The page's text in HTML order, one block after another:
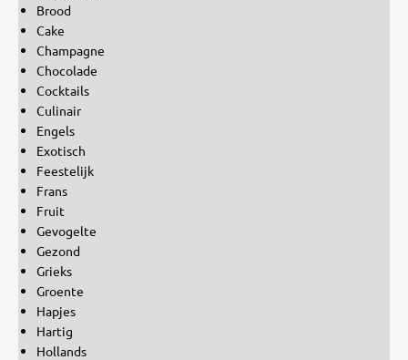
Brood
Cake
Champagne
Chocolade
Cocktails
Culinair
Engels
Exotisch
Feestelijk
Frans
Fruit
Gevogelte
Gezond
Grieks
Groente
Hapjes
Hartig
Hollands